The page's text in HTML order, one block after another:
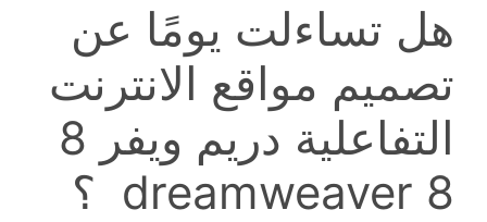
هل تساءلت يومًا عن
تصميم مواقع الانترنت
التفاعلية دريم ويفر 8
dreamweaver 8 ؟